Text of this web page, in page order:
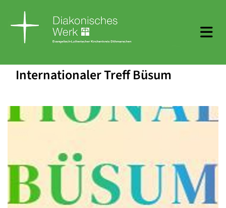
Internationaler Treff Büsum